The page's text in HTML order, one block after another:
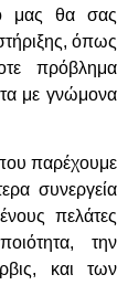
μας θα σας
όπως
πρόβλημα
με γνώμονα
παρέχουμε
συνεργεία
πελάτες
την
και των